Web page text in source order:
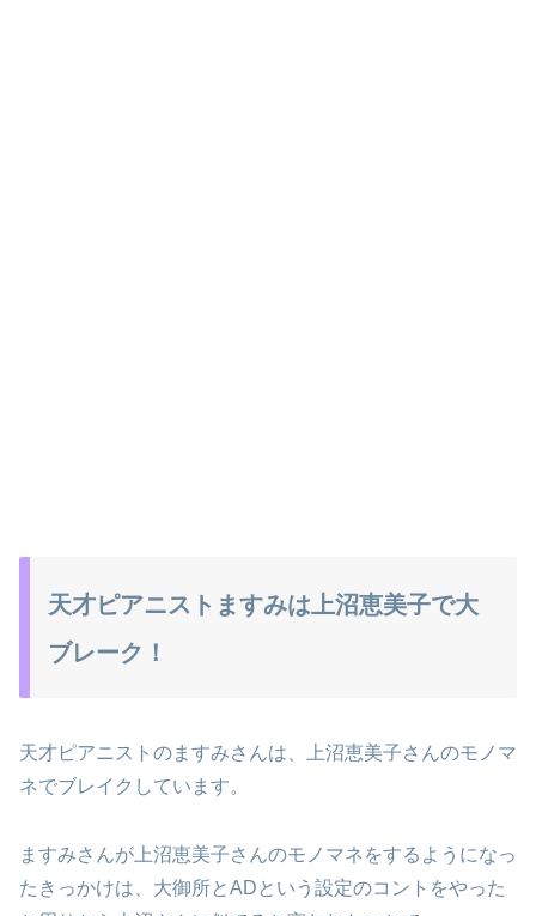
天才ピアニストますみは上沼恵美子で大
ブレーク！
天才ピアニストのますみさんは、上沼恵美子さんのモノマ
ネでブレイクしています。
ますみさんが上沼恵美子さんのモノマネをするようになっ
たきっかけは、大御所とADという設定のコントをやった